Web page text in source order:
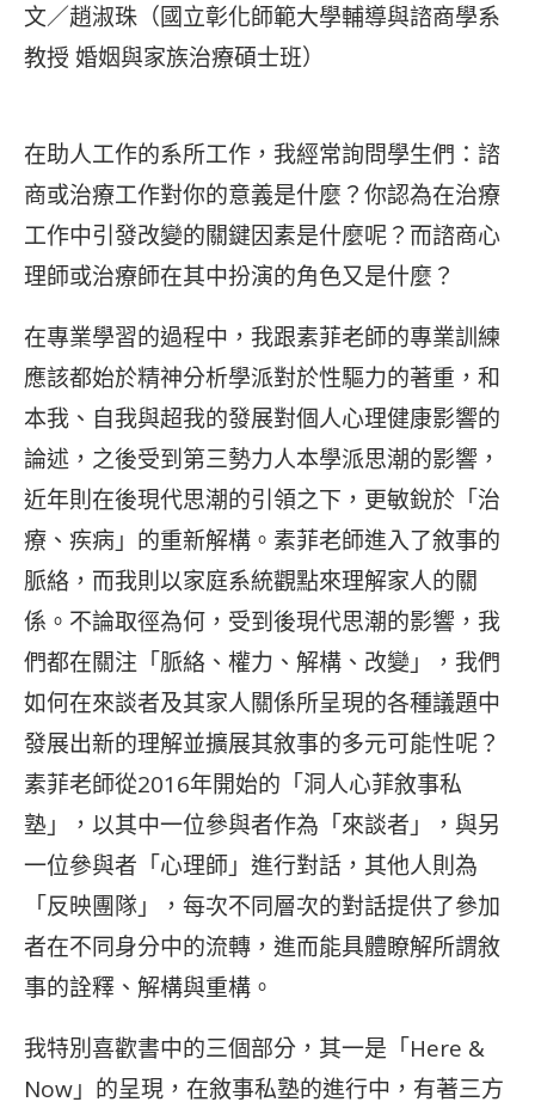
文／趙淑珠（國立彰化師範大學輔導與諮商學系
教授 婚姻與家族治療碩士班）
在助人工作的系所工作，我經常詢問學生們：諮
商或治療工作對你的意義是什麼？你認為在治療
工作中引發改變的關鍵因素是什麼呢？而諮商心
理師或治療師在其中扮演的角色又是什麼？
在專業學習的過程中，我跟素菲老師的專業訓練
應該都始於精神分析學派對於性驅力的著重，和
本我、自我與超我的發展對個人心理健康影響的
論述，之後受到第三勢力人本學派思潮的影響，
近年則在後現代思潮的引領之下，更敏銳於「治
療、疾病」的重新解構。素菲老師進入了敘事的
脈絡，而我則以家庭系統觀點來理解家人的關
係。不論取徑為何，受到後現代思潮的影響，我
們都在關注「脈絡、權力、解構、改變」，我們
如何在來談者及其家人關係所呈現的各種議題中
發展出新的理解並擴展其敘事的多元可能性呢？
素菲老師從2016年開始的「洞人心菲敘事私
塾」，以其中一位參與者作為「來談者」，與另
一位參與者「心理師」進行對話，其他人則為
「反映團隊」，每次不同層次的對話提供了參加
者在不同身分中的流轉，進而能具體瞭解所謂敘
事的詮釋、解構與重構。
我特別喜歡書中的三個部分，其一是「Here &
Now」的呈現，在敘事私塾的進行中，有著三方